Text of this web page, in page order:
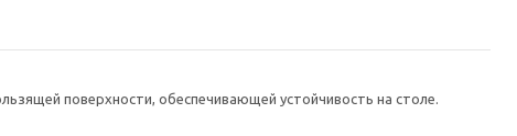
поверхности, обеспечивающей устойчивость на столе.